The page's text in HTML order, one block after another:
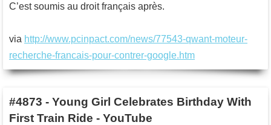
C’est soumis au droit français après.
via http://www.pcinpact.com/news/77543-qwant-moteur-
recherche-francais-pour-contrer-google.htm
#4873 - Young Girl Celebrates Birthday With
First Train Ride - YouTube